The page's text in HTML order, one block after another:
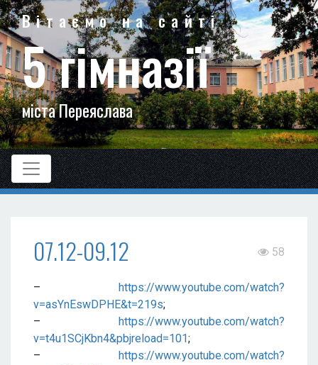
Вітаємо на сайті
5 гімназії
міста Переяслава
07.12-09.12 58
– https://www.youtube.com/watch?
v=asYnEswDPHE&t=219s;
– https://www.youtube.com/watch?
v=t4u1SCjKbn4&pbjreload=101;
– https://www.youtube.com/watch?